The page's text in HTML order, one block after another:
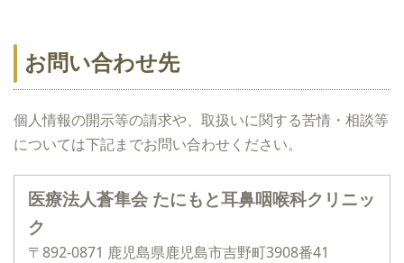
お問い合わせ先
個人情報の開示等の請求や、取扱いに関する苦情・相談等
については下記までお問い合わせください。
医療法人蒼隼会 たにもと耳鼻咽喉科クリニッ
ク
〒892-0871 鹿児島県鹿児島市吉野町3908番41